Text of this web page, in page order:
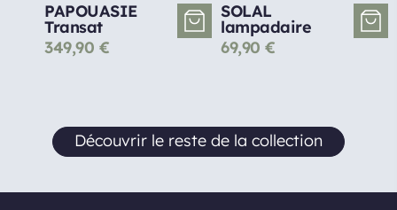
PAPOUASIE
Transat
349,90 €
SOLAL
lampadaire
69,90 €
Découvrir le reste de la collection